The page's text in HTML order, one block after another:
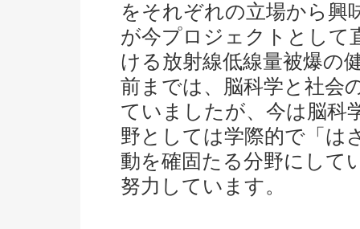
をそれぞれの立場から興
が今プロジェクトとして
ける放射線低線量被爆の
前までは、脳科学と社会
ていましたが、今は脳科
野としては学際的で「は
動を確固たる分野にして
努力しています。